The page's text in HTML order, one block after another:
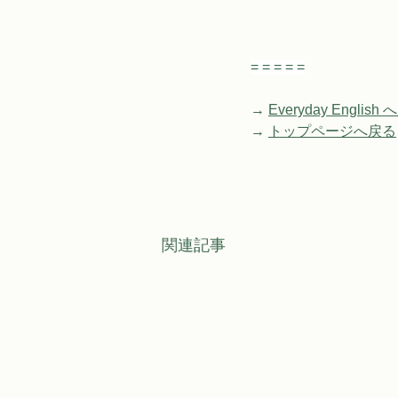
= = = = =
→ Everyday English
→
トップページへ戻る
関連記事